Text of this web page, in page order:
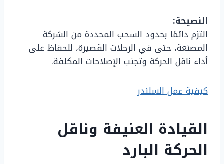
النصيحة:
التزم دائمًا بحدود السحب المحددة من الشركة
المصنعة، حتى في الرحلات القصيرة، للحفاظ على
أداء ناقل الحركة وتجنب الإصلاحات المكلفة.
كيفية عمل السلندر
القيادة العنيفة وناقل
الحركة البارد